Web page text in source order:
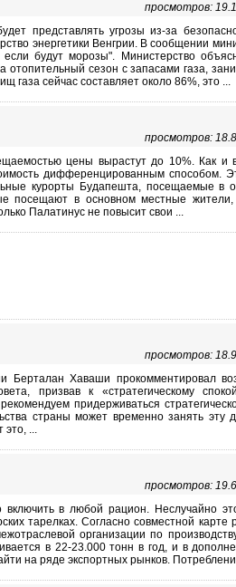
просмотров:
представлять угрозы из-за
энергетики Венгрии. В сообщении
будут морозы". Министерство
отопительный сезон с запасами газа,
газа сейчас составляет около 86%, это ...
просмотров:
цены вырастут до 10%. Как и
дифференцированным способом.
курорты Будапешта, посещаемые в
посещают в основном местные жители,
Палатинус не повысит свои ...
просмотров:
Берталан Хаваши прокомментировал
призвав к «стратегическому
придерживаться
страны может временно занять эту
...
просмотров:
в любой рацион. Неслучайно
тарелках. Согласно совместной карте
организации по
в 22-23.000 тонн в год, и в
на ряде экспортных рынков.